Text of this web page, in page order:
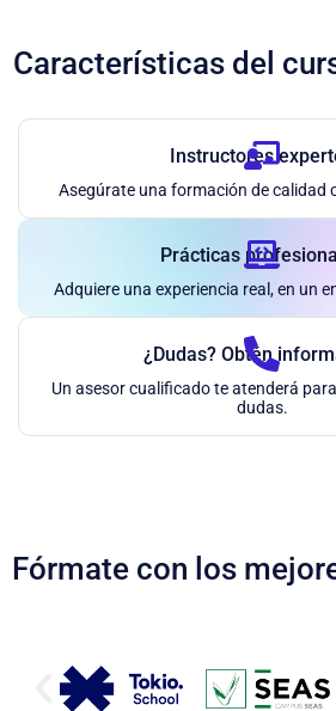
Características del
Instructores
Asegúrate una formación de calidad
Prácticas
Adquiere una experiencia real, en un
¿Dudas? Obtén
Un asesor cualificado te atenderá
dudas.
Fórmate con los